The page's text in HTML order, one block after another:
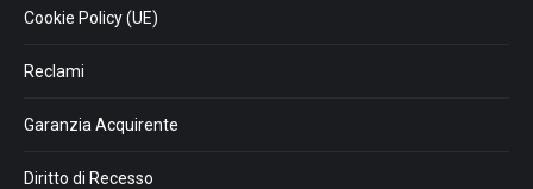
Cookie Policy (UE)
Reclami
Garanzia Acquirente
Diritto di Recesso